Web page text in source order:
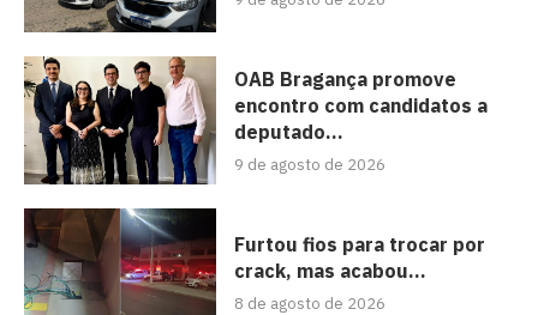
OAB Bragança promove
encontro com candidatos a
deputado...
9 de agosto de 2026
Furtou fios para trocar por
crack, mas acabou...
8 de agosto de 2026